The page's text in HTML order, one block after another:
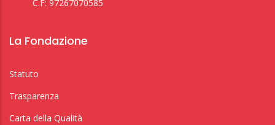
C.F: 97267070585
La Fondazione
Statuto
Trasparenza
Carta della Qualità